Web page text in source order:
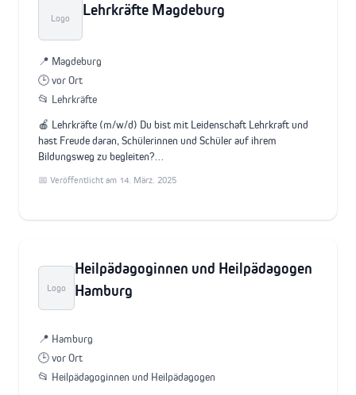
Logo Lehrkräfte Magdeburg
📍 Magdeburg
🕒 vor Ort
📂 Lehrkräfte
🍎 Lehrkräfte (m/w/d) Du bist mit Leidenschaft Lehrkraft und
hast Freude daran, Schülerinnen und Schüler auf ihrem
Bildungsweg zu begleiten?…
📅 Veröffentlicht am 14. März. 2025
Logo
Heilpädagoginnen und Heilpädagogen
Hamburg
📍 Hamburg
🕒 vor Ort
📂 Heilpädagoginnen und Heilpädagogen